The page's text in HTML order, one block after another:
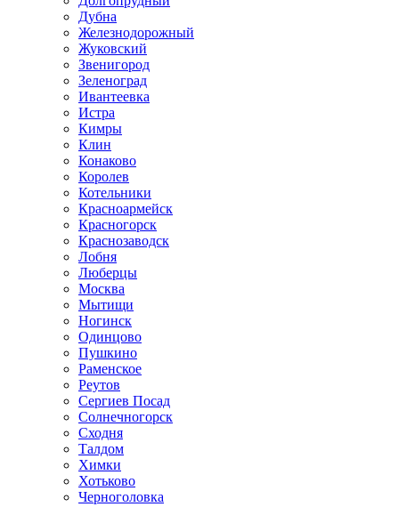
Дубна
Железнодорожный
Жуковский
Звенигород
Зеленоград
Ивантеевка
Истра
Кимры
Клин
Конаково
Королев
Котельники
Красноармейск
Красногорск
Краснозаводск
Лобня
Люберцы
Москва
Мытищи
Ногинск
Одинцово
Пушкино
Раменское
Реутов
Сергиев Посад
Солнечногорск
Сходня
Талдом
Химки
Хотьково
Черноголовка